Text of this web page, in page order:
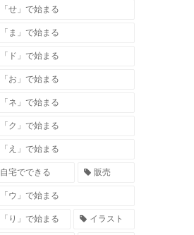
「せ」で始まる
「ま」で始まる
「ド」で始まる
「お」で始まる
「ネ」で始まる
「ク」で始まる
「え」で始まる
自宅でできる 販売
「ウ」で始まる
「り」で始まる イラスト